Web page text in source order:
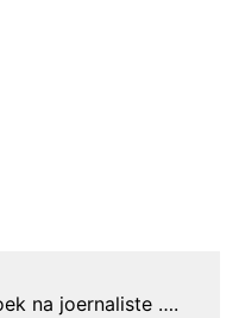
na joernaliste ….